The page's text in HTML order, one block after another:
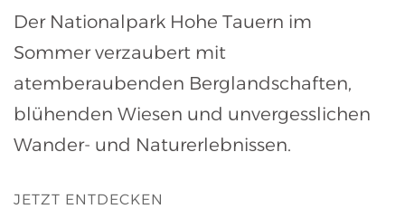
Der Nationalpark Hohe Tauern im
Sommer verzaubert mit
atemberaubenden Berglandschaften,
blühenden Wiesen und unvergesslichen
Wander- und Naturerlebnissen.
JETZT ENTDECKEN